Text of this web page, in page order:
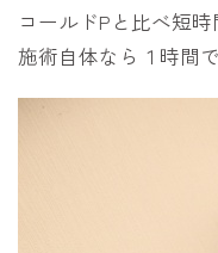
コールドPと比べ短
施術自体なら１時間